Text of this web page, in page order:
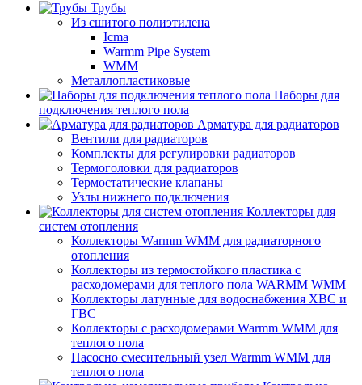
Трубы
Из сшитого полиэтилена
Icma
Warmm Pipe System
WMM
Металлопластиковые
Наборы для
подключения теплого пола
Арматура для радиаторов
Вентили для радиаторов
Комплекты для регулировки радиаторов
Термоголовки для радиаторов
Термостатические клапаны
Узлы нижнего подключения
Коллекторы для
систем отопления
Коллекторы Warmm WMM для радиаторного
отопления
Коллекторы из термостойкого пластика с
расходомерами для теплого пола WARMM WMM
Коллекторы латунные для водоснабжения ХВС и
ГВС
Коллекторы с расходомерами Warmm WMM для
теплого пола
Насосно смесительный узел Warmm WMM для
теплого пола